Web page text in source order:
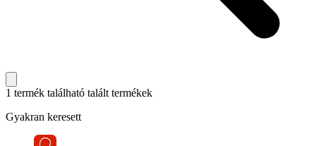
1 termék található talált termékek
Gyakran keresett